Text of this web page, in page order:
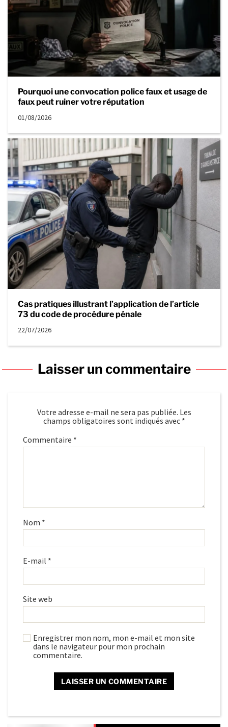
Pourquoi une convocation police faux et usage de
faux peut ruiner votre réputation
01/08/2026
Cas pratiques illustrant l’application de l’article
73 du code de procédure pénale
22/07/2026
Laisser un commentaire
Votre adresse e-mail ne sera pas publiée. Les
champs obligatoires sont indiqués avec *
Commentaire *
Nom *
E-mail *
Site web
Enregistrer mon nom, mon e-mail et mon site
dans le navigateur pour mon prochain
commentaire.